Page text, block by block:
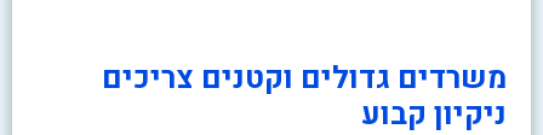
משרדים גדולים וקטנים צריכים
ניקיון קבוע